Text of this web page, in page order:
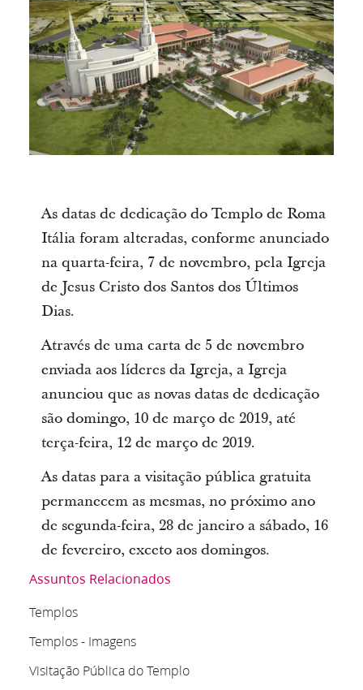
As datas de dedicação do Templo de Roma
Itália foram alteradas, conforme anunciado
na quarta-feira, 7 de novembro, pela Igreja
de Jesus Cristo dos Santos dos Últimos
Dias.
Através de uma carta de 5 de novembro
enviada aos líderes da Igreja, a Igreja
anunciou que as novas datas de dedicação
são domingo, 10 de março de 2019, até
terça-feira, 12 de março de 2019.
As datas para a visitação pública gratuita
permanecem as mesmas, no próximo ano
de segunda-feira, 28 de janeiro a sábado, 16
de fevereiro, exceto aos domingos.
Assuntos Relacionados
Templos
Templos - Imagens
Visitação Pública do Templo